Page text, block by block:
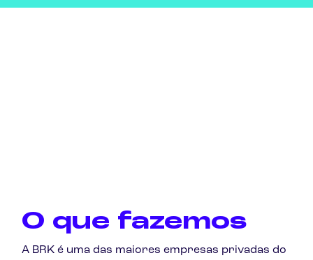
O que fazemos
A BRK é uma das maiores empresas privadas do